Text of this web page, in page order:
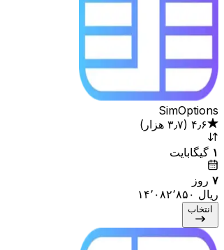
SimOptions
۴٫۶ (۳٫۷ هزار
)
۱ گیگابایت
۷ روز
انتخاب